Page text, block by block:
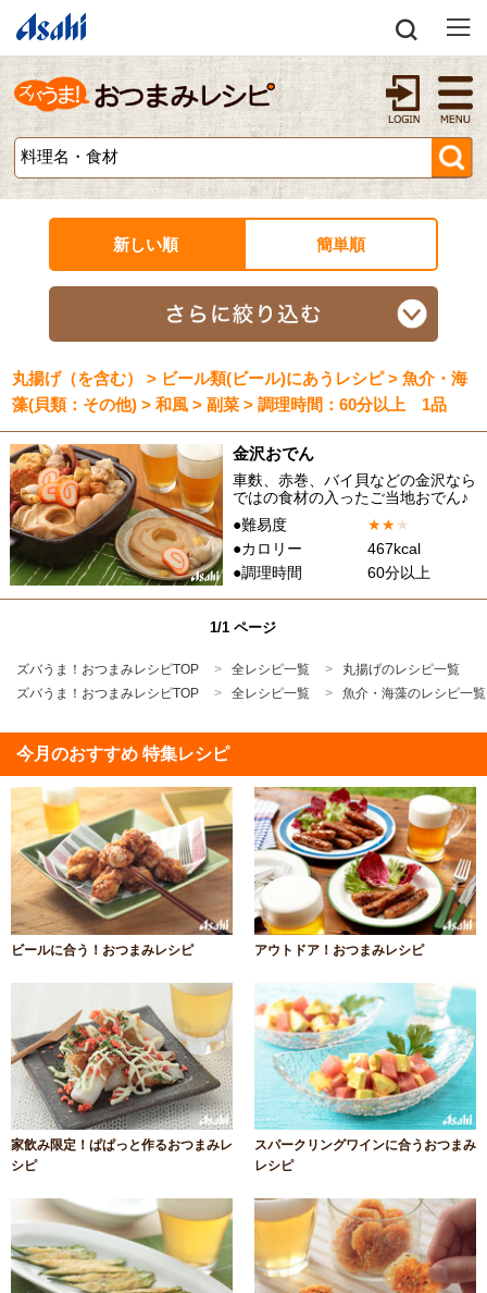
新しい順 簡単順
丸揚げ（を含む） > ビール類(ビール)にあうレシピ > 魚介・海
藻(貝類：その他) > 和風 > 副菜 > 調理時間：60分以上 1品
金沢おでん
車麩、赤巻、バイ貝などの金沢なら
ではの食材の入ったご当地おでん♪
●難易度
★★★
●カロリー
467kcal
●調理時間
60分以上
1/1 ページ
ズバうま！おつまみレシピTOP 全レシピ一覧
丸揚げのレシピ一覧
ズバうま！おつまみレシピTOP
全レシピ一覧 魚介・海藻のレシピ一覧
今月のおすすめ 特集レシピ
ビールに合う！おつまみレシピ アウトドア！おつまみレシピ
家飲み限定！ぱぱっと作るおつまみレ
シピ
スパークリングワインに合うおつまみ
レシピ